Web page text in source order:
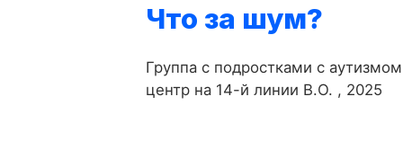
Что за шум?
Группа с подростками с
центр на 14-й линии В.О. , 2025